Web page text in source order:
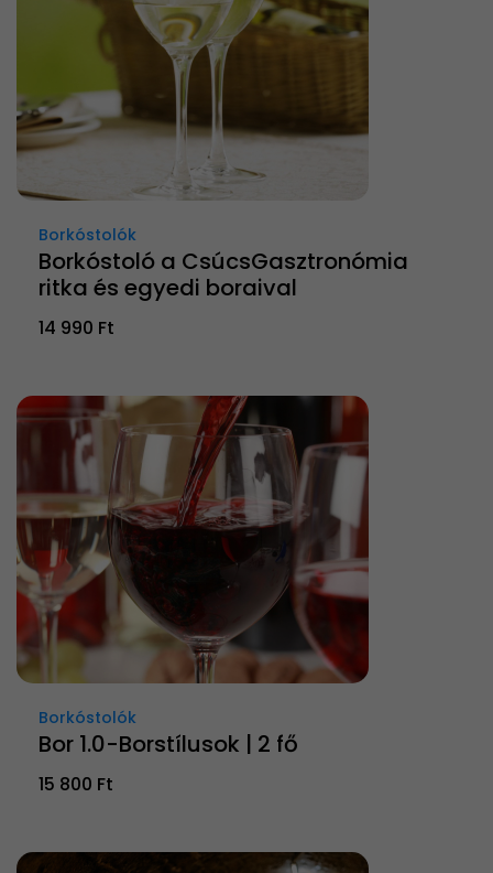
Borkóstolók
Borkóstoló a CsúcsGasztronómia
ritka és egyedi boraival
14 990 Ft
Borkóstolók
Bor 1.0-Borstílusok | 2 fő
15 800 Ft